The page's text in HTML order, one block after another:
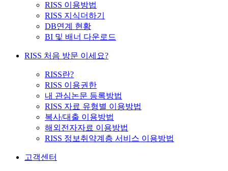
RISS 이용방법
RISS 지식더하기
DB연계 현황
BI 및 배너 다운로드
RISS 처음 방문 이세요?
RISS란?
RISS 이용권한
내 관심논문 등록방법
RISS 자료 유형별 이용방법
복사/대출 이용방법
해외전자자료 이용방법
RISS 정보취약계층 서비스 이용방법
고객센터